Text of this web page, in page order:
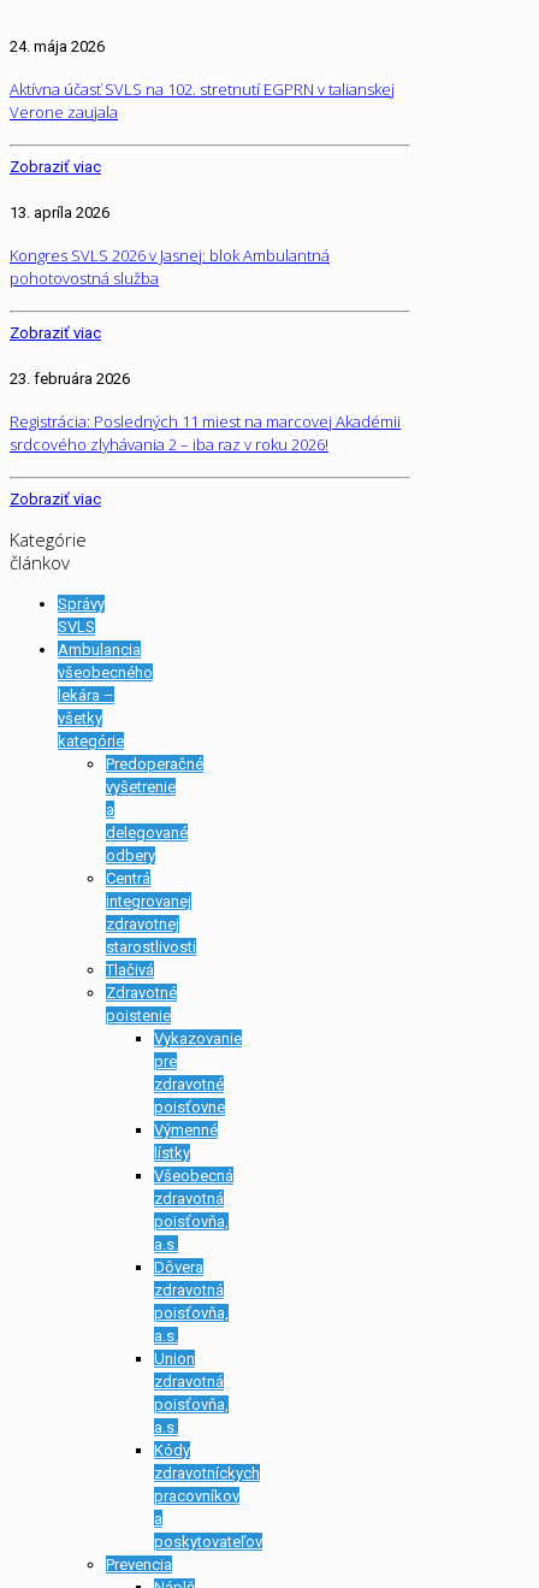
24. mája 2026
Aktívna účasť SVLS na 102. stretnutí EGPRN v talianskej
Verone zaujala
Zobraziť viac
13. apríla 2026
Kongres SVLS 2026 v Jasnej: blok Ambulantná
pohotovostná služba
Zobraziť viac
23. februára 2026
Registrácia: Posledných 11 miest na marcovej Akadémii
srdcového zlyhávania 2 – iba raz v roku 2026!
Zobraziť viac
Kategórie
článkov
Správy
SVLS
Ambulancia
všeobecného
lekára –
všetky
kategórie
Predoperačné
vyšetrenie
a
delegované
odbery
Centrá
integrovanej
zdravotnej
starostlivosti
Tlačivá
Zdravotné
poistenie
Vykazovanie
pre
zdravotné
poisťovne
Výmenné
lístky
Všeobecná
zdravotná
poisťovňa,
a.s.
Dôvera
zdravotná
poisťovňa,
a.s.
Union
zdravotná
poisťovňa,
a.s.
Kódy
zdravotníckych
pracovníkov
a
poskytovateľov
Prevencia